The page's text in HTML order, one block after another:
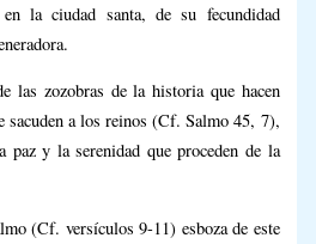
la ciudad santa, de su fecundidad
las zozobras de la historia que hacen
sacuden a los reinos (Cf. Salmo 45, 7),
paz y la serenidad que proceden de la
(Cf. versículos 9-11) esboza de este